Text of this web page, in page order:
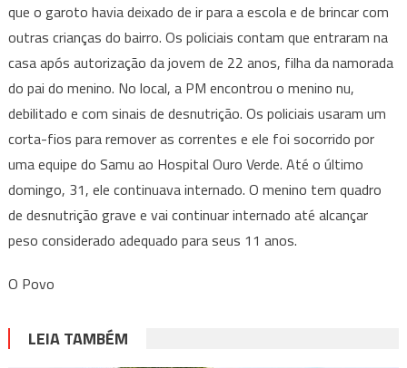
que o garoto havia deixado de ir para a escola e de brincar com
outras crianças do bairro. Os policiais contam que entraram na
casa após autorização da jovem de 22 anos, filha da namorada
do pai do menino. No local, a PM encontrou o menino nu,
debilitado e com sinais de desnutrição. Os policiais usaram um
corta-fios para remover as correntes e ele foi socorrido por
uma equipe do Samu ao Hospital Ouro Verde. Até o último
domingo, 31, ele continuava internado. O menino tem quadro
de desnutrição grave e vai continuar internado até alcançar
peso considerado adequado para seus 11 anos.
O Povo
LEIA TAMBÉM